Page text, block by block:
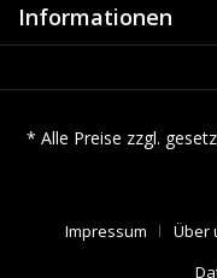
Informationen
* Alle Preise zzgl.
Impressum Über